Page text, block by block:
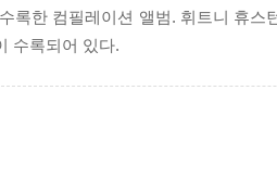
한 컴필레이션 앨범. 휘트니 휴스
수록되어 있다.